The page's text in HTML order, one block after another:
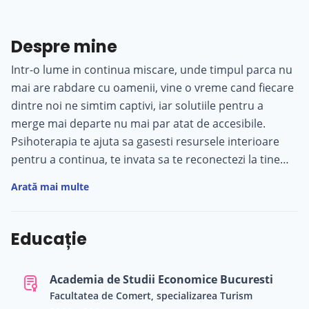
Despre mine
Intr-o lume in continua miscare, unde timpul parca nu
mai are rabdare cu oamenii, vine o vreme cand fiecare
dintre noi ne simtim captivi, iar solutiile pentru a
merge mai departe nu mai par atat de accesibile.
Psihoterapia te ajuta sa gasesti resursele interioare
pentru a continua, te invata sa te reconectezi la tine
sa cauti raspunsuri si solutii. Nu atat realitatea ne
referitor la ce se intampla in jurul nostru. Majoritatea
actiunilor noastre sunt de fapt raspunsuri ale
nivelul acestui discurs mental, linistea sufleteasca
dispare. Sunt Simona Cernea, Psiholog Clinician si
Arată mai multe
Educație
Academia de Studii Economice Bucuresti
Facultatea de Comert, specializarea Turism